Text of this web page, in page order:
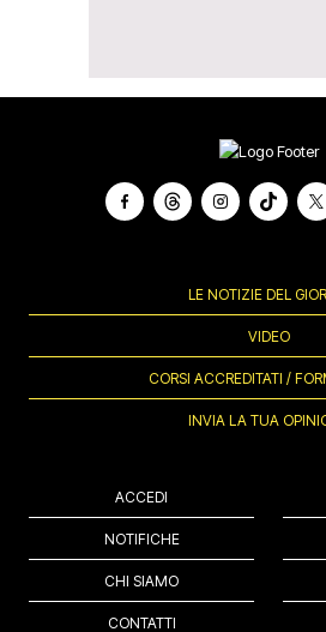
LE NOTIZIE DEL
VIDEO
CORSI ACCREDITATI /
INVIA LA TUA
ACCEDI
NOTIFICHE
CHI SIAMO
CONTATTI